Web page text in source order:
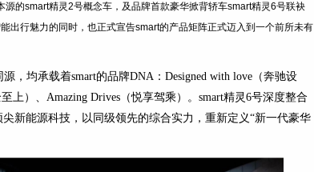
的smart精灵2号概念车，及品牌首款豪华掀背轿车smart精灵6号联袂
出行魅力的同时，也正式宣告smart的产品矩阵正式迈入到一个前所未有
，均承载着smart的品牌DNA：Designed with love（奔驰设
上）、Amazing Drives（悦享驾乘）。smart精灵6号深度整合
新能源科技，以同级领先的综合实力，重新定义“新一代豪华